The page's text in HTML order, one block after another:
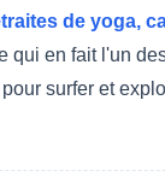
de yoga,
qui en fait l'un
surfer et